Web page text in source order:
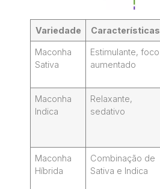
Variedade Características
Maconha
Sativa
Estimulante, foco
aumentado
Maconha
Indica
Relaxante,
sedativo
Maconha
Híbrida
Combinação de
Sativa e Indica